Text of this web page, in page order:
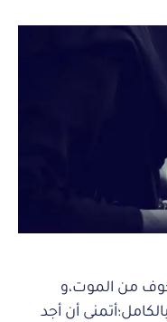
من الموت،و
أن أجد